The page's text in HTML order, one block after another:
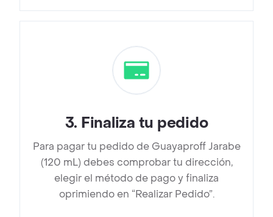
3. Finaliza tu pedido
Para pagar tu pedido de Guayaproff Jarabe
(120 mL) debes comprobar tu dirección,
elegir el método de pago y finaliza
oprimiendo en “Realizar Pedido”.